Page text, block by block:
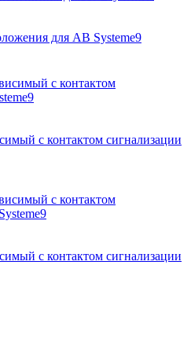
для АВ Systeme9
с контактом сигнализации
с контактом сигнализации